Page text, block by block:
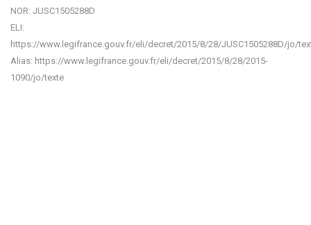
NOR: JUSC1505288D
ELI:
https://www.legifrance.gouv.fr/eli/decret/2015/8/28/JUSC1505288D/jo/
Alias: https://www.legifrance.gouv.fr/eli/decret/2015/8/28/2015-
1090/jo/texte